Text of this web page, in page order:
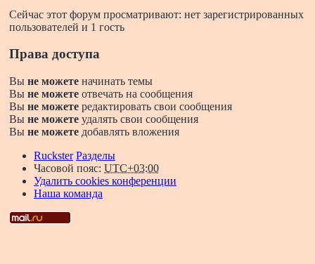
Сейчас этот форум просматривают: нет зарегистрированных
пользователей и 1 гость
Права доступа
Вы не можете начинать темы
Вы не можете отвечать на сообщения
Вы не можете редактировать свои сообщения
Вы не можете удалять свои сообщения
Вы не можете добавлять вложения
Ruckster Разделы
Часовой пояс: UTC+03:00
Удалить cookies конференции
Наша команда